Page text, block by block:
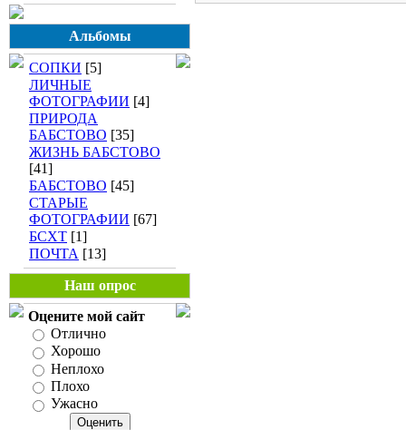
Альбомы
СОПКИ [5]
ЛИЧНЫЕ
ФОТОГРАФИИ [4]
ПРИРОДА
БАБСТОВО [35]
ЖИЗНЬ БАБСТОВО
[41]
БАБСТОВО [45]
СТАРЫЕ
ФОТОГРАФИИ [67]
БСХТ [1]
ПОЧТА [13]
Наш опрос
Оцените мой сайт
Отлично
Хорошо
Неплохо
Плохо
Ужасно